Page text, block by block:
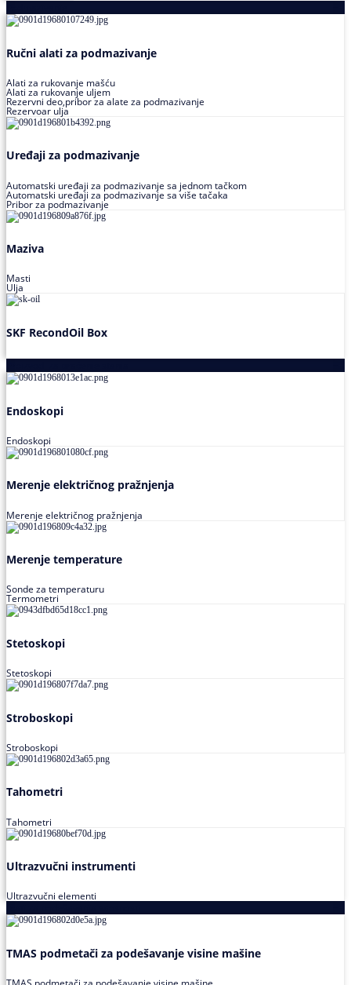
Ručni alati za podmazivanje
Alati za rukovanje mašću
Alati za rukovanje uljem
Rezervni deo,pribor za alate za podmazivanje
Rezervoar ulja
Uređaji za podmazivanje
Automatski uređaji za podmazivanje sa jednom tačkom
Automatski uređaji za podmazivanje sa više tačaka
Pribor za podmazivanje
Maziva
Masti
Ulja
SKF RecondOil Box
Endoskopi
Endoskopi
Merenje električnog pražnjenja
Merenje električnog pražnjenja
Merenje temperature
Sonde za temperaturu
Termometri
Stetoskopi
Stetoskopi
Stroboskopi
Stroboskopi
Tahometri
Tahometri
Ultrazvučni instrumenti
Ultrazvučni elementi
TMAS podmetači za podešavanje visine mašine